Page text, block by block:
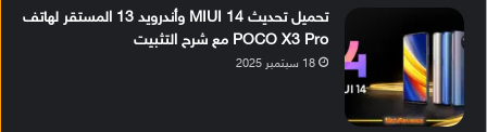
تحميل تحديث MIUI 14 وأندرويد 13 المستقر لهاتف
POCO X3 Pro مع شرح التثبيت
18 سبتمبر 2025